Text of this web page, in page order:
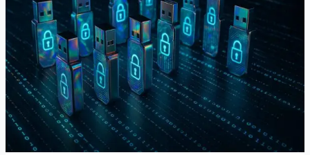
cryptés